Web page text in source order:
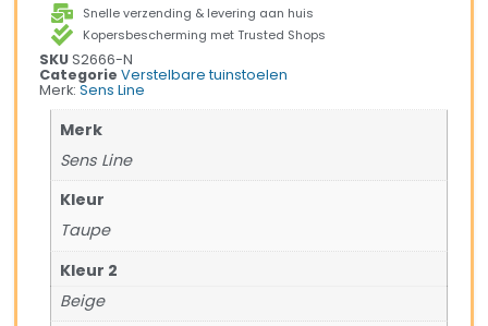
Snelle verzending & levering aan huis
Kopersbescherming met Trusted Shops
SKUS2666-N
Categorie Verstelbare tuinstoelen
Merk:Sens Line
Merk
Sens Line
Kleur
Taupe
Kleur 2
Beige